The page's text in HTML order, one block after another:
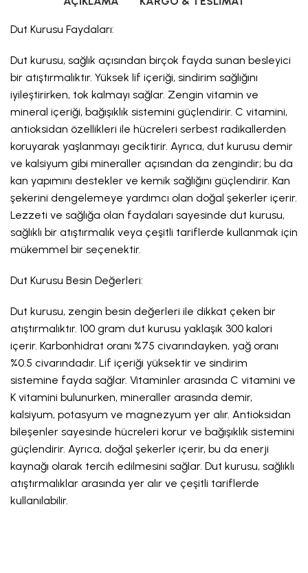
Dut Kurusu Faydaları:
Dut kurusu, sağlık açısından birçok fayda sunan besleyici
bir atıştırmalıktır. Yüksek lif içeriği, sindirim sağlığını
iyileştirirken, tok kalmayı sağlar. Zengin vitamin ve
mineral içeriği, bağışıklık sistemini güçlendirir. C vitamini,
antioksidan özellikleri ile hücreleri serbest radikallerden
koruyarak yaşlanmayı geciktirir. Ayrıca, dut kurusu demir
ve kalsiyum gibi mineraller açısından da zengindir; bu da
kan yapımını destekler ve kemik sağlığını güçlendirir. Kan
şekerini dengelemeye yardımcı olan doğal şekerler içerir.
Lezzeti ve sağlığa olan faydaları sayesinde dut kurusu,
sağlıklı bir atıştırmalık veya çeşitli tariflerde kullanmak için
mükemmel bir seçenektir.
Dut Kurusu Besin Değerleri:
Dut kurusu, zengin besin değerleri ile dikkat çeken bir
atıştırmalıktır. 100 gram dut kurusu yaklaşık 300 kalori
içerir. Karbonhidrat oranı %75 civarındayken, yağ oranı
%0.5 civarındadır. Lif içeriği yüksektir ve sindirim
sistemine fayda sağlar. Vitaminler arasında C vitamini ve
K vitamini bulunurken, mineraller arasında demir,
kalsiyum, potasyum ve magnezyum yer alır. Antioksidan
bileşenler sayesinde hücreleri korur ve bağışıklık sistemini
güçlendirir. Ayrıca, doğal şekerler içerir, bu da enerji
kaynağı olarak tercih edilmesini sağlar. Dut kurusu, sağlıklı
atıştırmalıklar arasında yer alır ve çeşitli tariflerde
kullanılabilir.